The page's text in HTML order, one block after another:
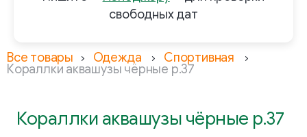
свободных дат
Все товары Одежда Спортивная
Кораллки аквашузы чёрные р.37
Кораллки аквашузы чёрные р.37